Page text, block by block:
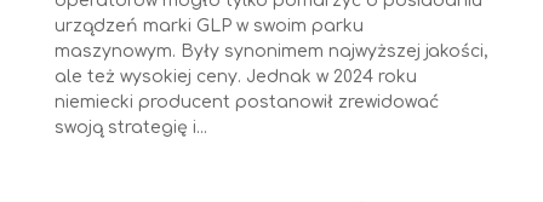
urządzeń marki GLP w swoim parku
maszynowym. Były synonimem najwyższej jakości,
ale też wysokiej ceny. Jednak w 2024 roku
niemiecki producent postanowił zrewidować
swoją strategię i...